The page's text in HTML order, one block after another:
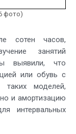
фото)
сотен часов,
занятий
выявили, что
или обувь с
моделей,
и амортизацию
интервальных